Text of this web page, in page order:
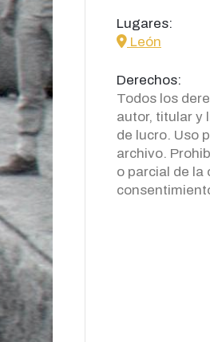
Lugares:
icon
León
Derechos:
Todos los
autor, titular y
de lucro. Uso
archivo.
o parcial de la